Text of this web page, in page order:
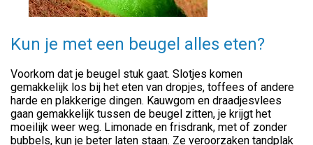
Kun je met een beugel alles eten?
Voorkom dat je beugel stuk gaat. Slotjes komen
gemakkelijk los bij het eten van dropjes, toffees of andere
harde en plakkerige dingen. Kauwgom en draadjesvlees
gaan gemakkelijk tussen de beugel zitten, je krijgt het
moeilijk weer weg. Limonade en frisdrank, met of zonder
bubbels, kun je beter laten staan. Ze veroorzaken tandplak